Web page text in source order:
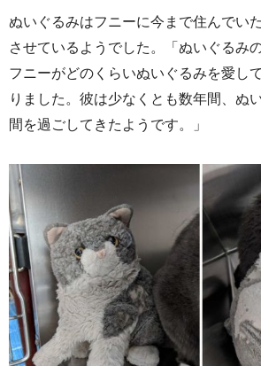
ぬいぐるみはフニーに今まで住んでい
させているようでした。「ぬいぐるみ
フニーがどのくらいぬいぐるみを愛し
りました。彼は少なくとも数年間、ぬ
間を過ごしてきたようです。」